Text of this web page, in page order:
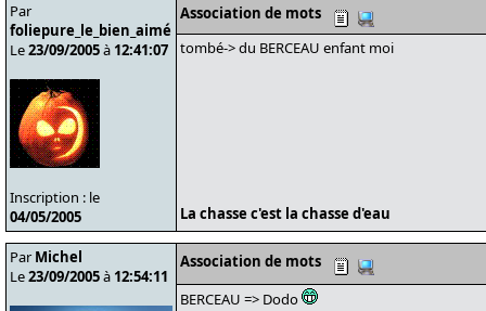
Par
foliepure_le_bien_aimé
Le23/09/2005à 12:41:07
Inscription : le
04/05/2005
Association de mots
tombé-> du BERCEAU enfant moi
La chasse c'est la chasse d'eau
Par Michel
Le23/09/2005à 12:54:11
Association de mots
BERCEAU => Dodo